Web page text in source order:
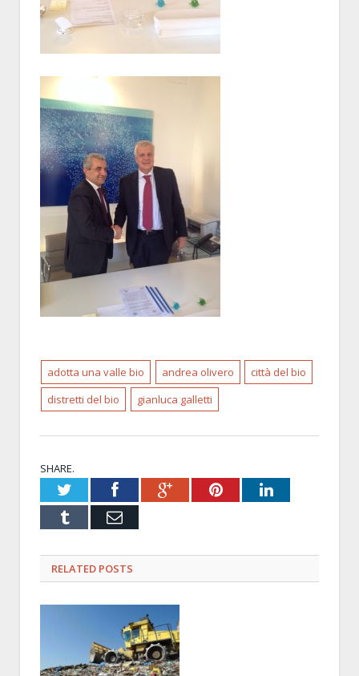
adotta una valle bio andrea olivero
città del bio
distretti del bio
gianluca galletti
SHARE.
TwitterFacebookGoogle+PinterestLinkedIn
Tumblr Email
RELATED POSTS